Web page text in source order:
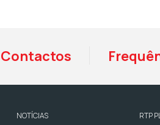
Contactos
NOTÍCIAS
RTP